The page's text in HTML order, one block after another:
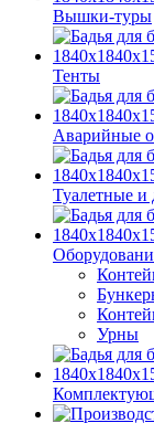
Вышки-туры
Тенты
Аварийные
Туалетные
Урны